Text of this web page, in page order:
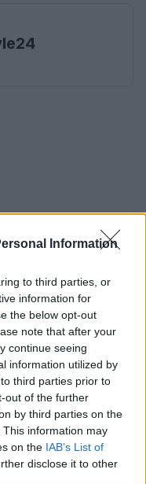
Information
to third parties, or
information for
the below opt-out
note that after your
continue seeing
information utilized by
third parties prior to
out of the further
by third parties on the
This information may
on the IAB’s List of
disclose it to other